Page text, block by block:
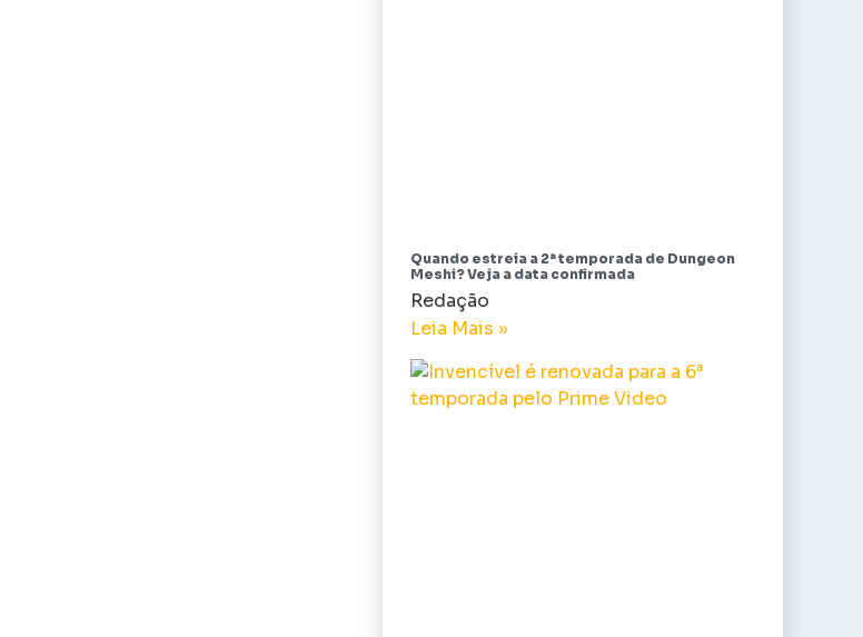
Quando estreia a 2ª temporada de Dungeon
Meshi? Veja a data confirmada
Redação
Leia Mais »